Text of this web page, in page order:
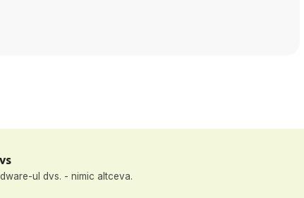
ul dvs. - nimic altceva.